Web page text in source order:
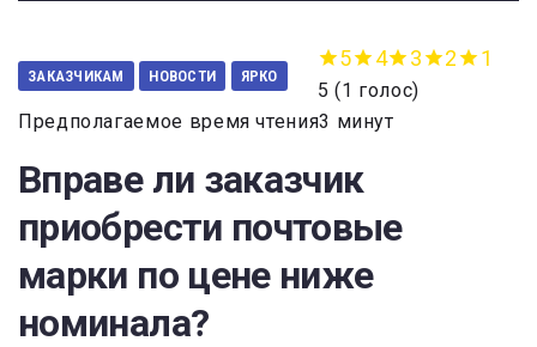
ЗАКАЗЧИКАМ НОВОСТИ ЯРКО
5 4 3 2 1
5 (1 голос)
Предполагаемое время чтения3 минут
Вправе ли заказчик
приобрести почтовые
марки по цене ниже
номинала?